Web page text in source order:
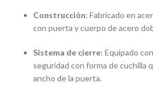
Construcción: Fabricado en
con puerta y cuerpo de acero
Sistema de cierre: Equipado
seguridad con forma de cuchilla
ancho de la puerta.